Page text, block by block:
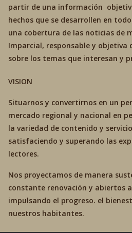
partir de una información
hechos que se desarrollen en
una cobertura de las noticias de
Imparcial, responsable y objetiva
sobre los temas que interesan y
VISION
Situarnos y convertirnos en un
mercado regional y nacional en
la variedad de contenido y
satisfaciendo y superando las
lectores.
Nos proyectamos de manera
constante renovación y abiertos
impulsando el progreso. el
nuestros habitantes.